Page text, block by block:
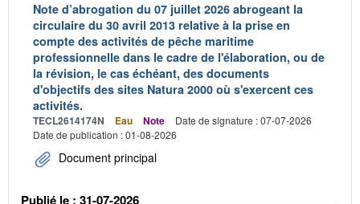
Note d’abrogation du 07 juillet 2026 abrogeant la
circulaire du 30 avril 2013 relative à la prise en
compte des activités de pêche maritime
professionnelle dans le cadre de l'élaboration, ou de
la révision, le cas échéant, des documents
d'objectifs des sites Natura 2000 où s'exercent ces
activités.
TECL2614174N Eau Note
Date de signature : 07-07-2026
Date de publication : 01-08-2026
Document principal
Publié le : 31-07-2026